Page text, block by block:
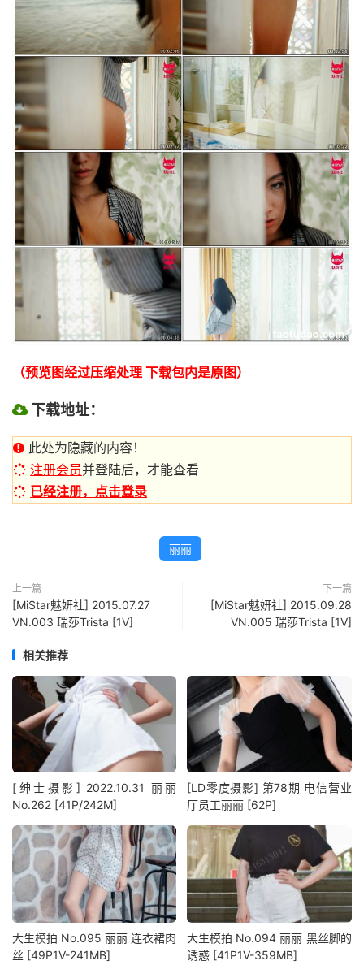
（预览图经过压缩处理 下载包内是原图）
下载地址：
此处为隐藏的内容！
注册会员并登陆后，才能查看
已经注册，点击登录
丽丽
上一篇
[MiStar魅妍社] 2015.07.27
VN.003 瑞莎Trista [1V]
下一篇
[MiStar魅妍社] 2015.09.28
VN.005 瑞莎Trista [1V]
相关推荐
[绅士摄影] 2022.10.31 丽丽
No.262 [41P/242M]
[LD零度摄影] 第78期 电信营业
厅员工丽丽 [62P]
大生模拍 No.095 丽丽 连衣裙肉
丝 [49P1V-241MB]
大生模拍 No.094 丽丽 黑丝脚的
诱惑 [41P1V-359MB]